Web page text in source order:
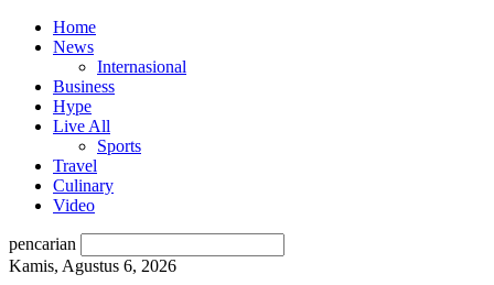
Home
News
Internasional
Business
Hype
Live All
Sports
Travel
Culinary
Video
pencarian
Kamis, Agustus 6, 2026